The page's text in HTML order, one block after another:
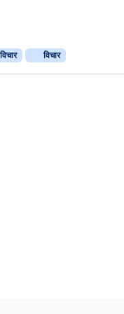
विचार